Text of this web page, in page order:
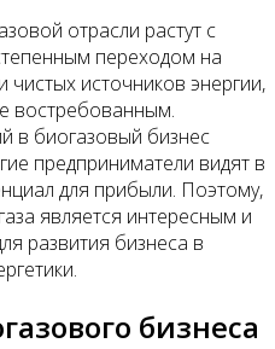
отрасли растут с
переходом на
чистых источников энергии,
востребованным.
в биогазовый бизнес
предприниматели видят в
для прибыли. Поэтому,
является интересным и
развития бизнеса в
бизнеса